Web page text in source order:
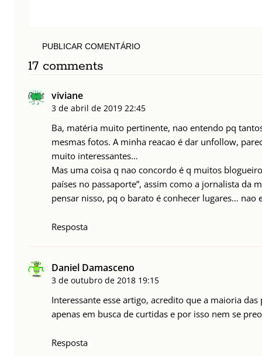
PUBLICAR COMENTÁRIO
17 comments
viviane
3 de abril de 2019 22:45
Ba, matéria muito pertinente, nao entendo pq
mesmas fotos. A minha reacao é dar unfollow,
muito interessantes…
Mas uma coisa q nao concordo é q muitos
países no passaporte”, assim como a jornalista da
pensar nisso, pq o barato é conhecer lugares… nao
Resposta
Daniel Damasceno
3 de outubro de 2018 19:15
Interessante esse artigo, acredito que a maioria
apenas em busca de curtidas e por isso nem se
Resposta